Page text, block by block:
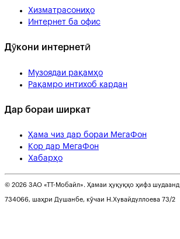
Хизматрасониҳо
Интернет ба офис
Дӯкони интернетӣ
Музоядаи рақамҳо
Рақамро интихоб кардан
Дар бораи ширкат
Ҳама чиз дар бораи МегаФон
Кор дар МегаФон
Хабарҳо
© 2026 ЗАО «ТТ-Мобайл». Ҳамаи ҳуқуқҳо ҳифз шудаанд
734066, шаҳри Душанбе, кӯчаи Н.Хувайдуллоева 73/2